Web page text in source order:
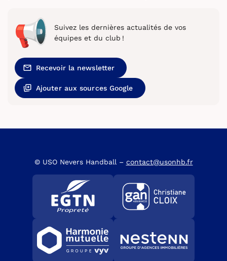
Suivez les dernières actualités de vos
équipes et du club !
Recevoir la newsletter
Ajouter aux sources Google
© USO Nevers Handball – contact@usonhb.fr